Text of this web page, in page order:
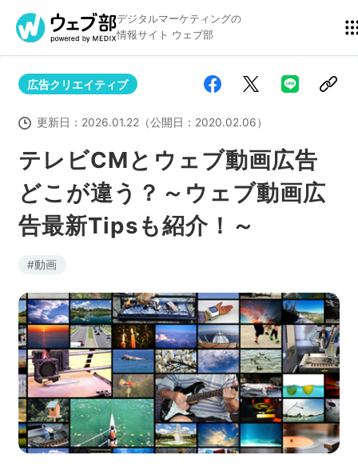
デジタルマーケティングの
情報サイト ウェブ部
リスティング広告 BtoBマーケティング
アクセス解析 ディスプレイ広告
アドテクノロジー
Webサイト構築 EC
ネット市場調査データ フィード広告
テレビCMとウェブ動画広告
どこが違う？～ウェブ動画広
告最新Tipsも紹介！～
広告クリエイティブ
更新日： 2026.01.22（公開日： 2020.02.06）
動画